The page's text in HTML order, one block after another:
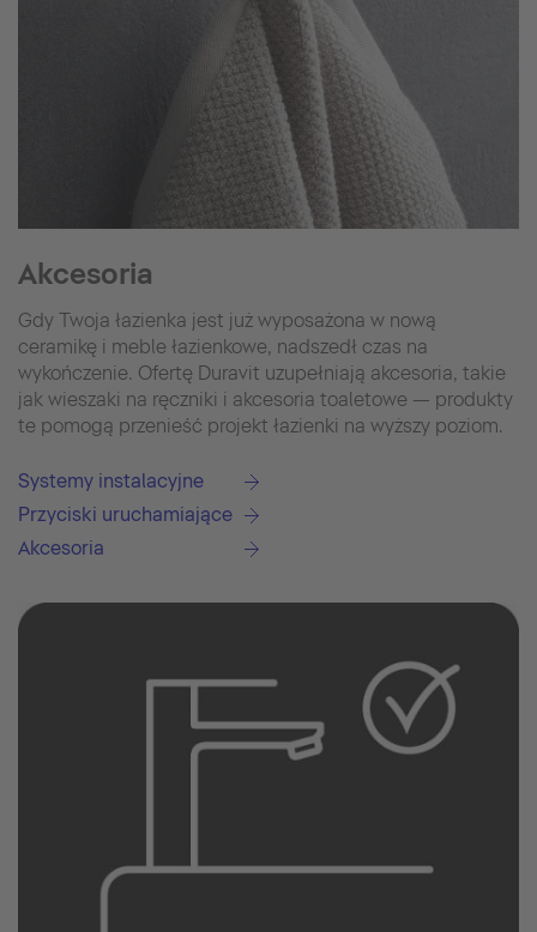
Akcesoria
Gdy Twoja łazienka jest już wyposażona w nową
ceramikę i meble łazienkowe, nadszedł czas na
wykończenie. Ofertę Duravit uzupełniają akcesoria, takie
jak wieszaki na ręczniki i akcesoria toaletowe — produkty
te pomogą przenieść projekt łazienki na wyższy poziom.
Systemy instalacyjne
Przyciski uruchamiające
Akcesoria